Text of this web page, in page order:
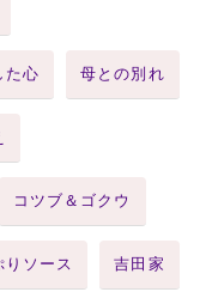
た心 母との別れ
コツブ＆ゴクウ
りソース 吉田家